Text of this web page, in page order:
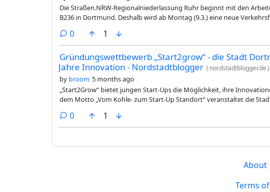
Die Straßen.NRW-Regionalniederlassung Ruhr beginnt mit den
B236 in Dortmund. Deshalb wird ab Montag (9.3.) eine neue
Unterführung Am Bellwinkelhof verschwenkt und verengt. Dadurch
Dortmund-Derne verkürzt. In der aktuellen Bauphase wird die
Verkehr im nächsten Schritt auf diese Fahrbahn verlegt werden
Fahrbahn in Fahrtrichtung Schwerte beginnen.
0comments
1
Gründungswettbewerb „Start2grow“ - die Stadt
Jahre Innovation - Nordstadtblogger ( nordstadtblogger.de)
by broom 5 months ago
„Start2Grow“ bietet jungen Start-Ups die Möglichkeit, ihre
dem Motto „Vom Kohle- zum Start-Up Standort“ veranstaltet die
(6. März 2026) ab 18 Uhr in den Kulturort Depot ein.
0comments
1
About
Terms